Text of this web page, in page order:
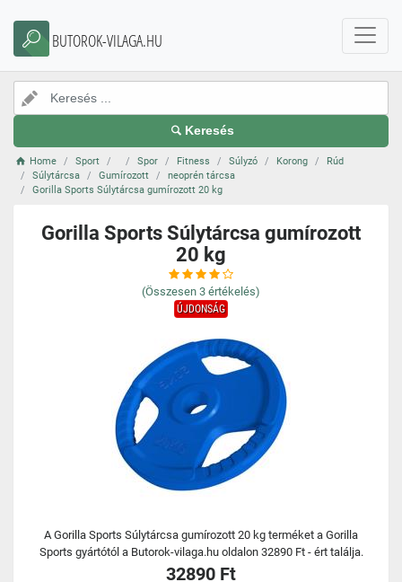
BUTOROK-VILAGA.HU
Keresés
Home Sport Spor Fitness Súlyzó Korong
Rúd
Súlytárcsa
Gumírozott
neoprén tárcsa
Gorilla Sports Súlytárcsa gumírozott 20 kg
Gorilla Sports Súlytárcsa gumírozott
20 kg
(Összesen 3 értékelés)
ÚJDONSÁG
A Gorilla Sports Súlytárcsa gumírozott 20 kg terméket a Gorilla
Sports gyártótól a Butorok-vilaga.hu oldalon 32890 Ft - ért találja.
32890 Ft